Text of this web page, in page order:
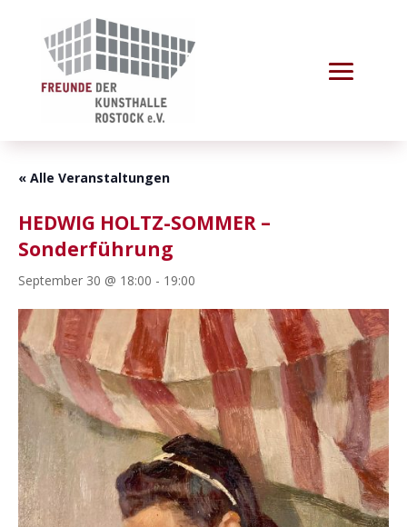
« Alle Veranstaltungen
HEDWIG HOLTZ-SOMMER –
Sonderführung
September 30 @ 18:00 - 19:00